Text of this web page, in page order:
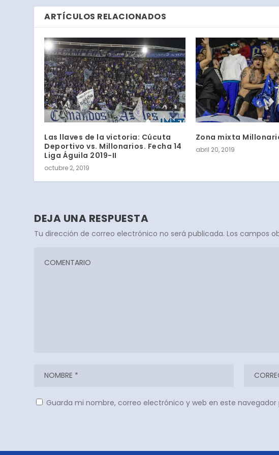
ARTÍCULOS RELACIONADOS
Las llaves de la victoria: Cúcuta
Deportivo vs. Millonarios. Fecha 14
Liga Águila 2019-II
octubre 2, 2019
Zona mixta
abril 20, 2019
DEJA UNA RESPUESTA
Tu dirección de correo electrónico no será publicada. Los campos
Guarda mi nombre, correo electrónico y web en este